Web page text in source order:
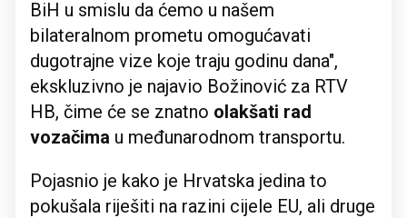
BiH u smislu da ćemo u našem
bilateralnom prometu omogućavati
dugotrajne vize koje traju godinu dana",
ekskluzivno je najavio Božinović za RTV
HB, čime će se znatno olakšati rad
vozačima u međunarodnom transportu.
Pojasnio je kako je Hrvatska jedina to
pokušala riješiti na razini cijele EU, ali druge